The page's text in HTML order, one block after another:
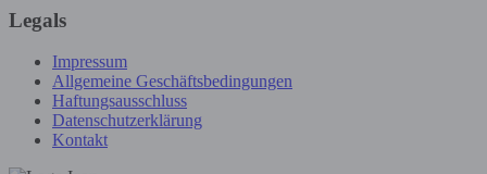
Legals
Impressum
Allgemeine Geschäftsbedingungen
Haftungsausschluss
Datenschutzerklärung
Kontakt